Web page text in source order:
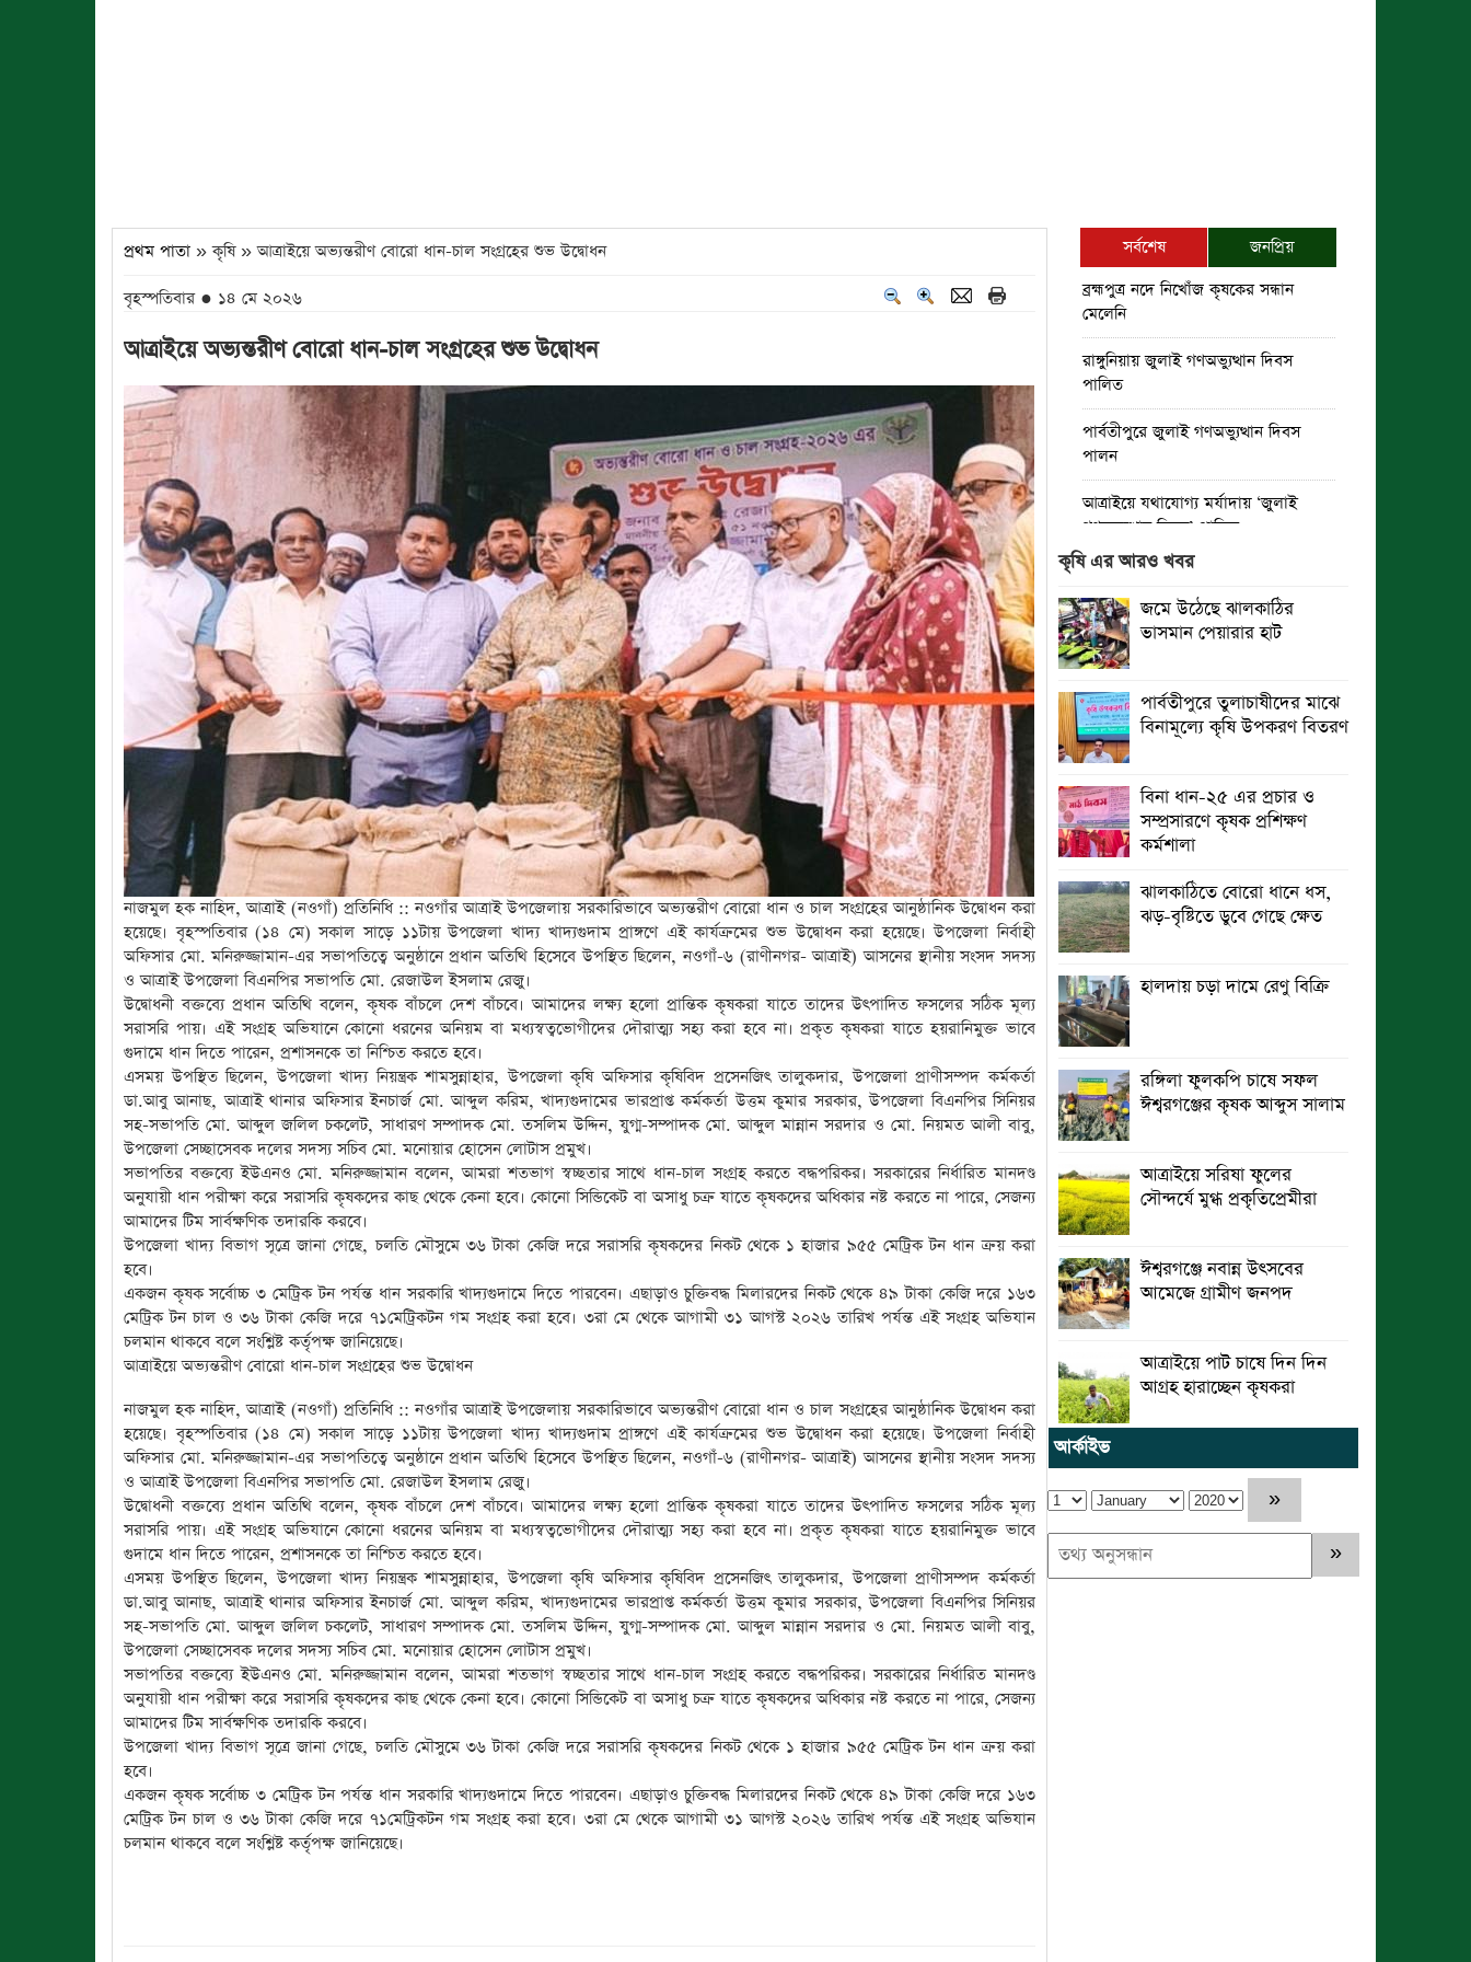
প্রথম পাতা » কৃষি » আত্রাইয়ে অভ্যন্তরীণ বোরো ধান-চাল সংগ্রহের শুভ উদ্বোধন
বৃহস্পতিবার ● ১৪ মে ২০২৬
আত্রাইয়ে অভ্যন্তরীণ বোরো ধান-চাল সংগ্রহের শুভ উদ্বোধন
নাজমুল হক নাহিদ, আত্রাই (নওগাঁ) প্রতিনিধি :: নওগাঁর আত্রাই উপজেলায় সরকারিভাবে অভ্যন্তরীণ বোরো ধান ও চাল সংগ্রহের আনুষ্ঠানিক উদ্বোধন করা
হয়েছে। বৃহস্পতিবার (১৪ মে) সকাল সাড়ে ১১টায় উপজেলা খাদ্য খাদ্যগুদাম প্রাঙ্গণে এই কার্যক্রমের শুভ উদ্বোধন করা হয়েছে। উপজেলা নির্বাহী
অফিসার মো. মনিরুজ্জামান-এর সভাপতিত্বে অনুষ্ঠানে প্রধান অতিথি হিসেবে উপস্থিত ছিলেন, নওগাঁ-৬ (রাণীনগর- আত্রাই) আসনের স্থানীয় সংসদ সদস্য
ও আত্রাই উপজেলা বিএনপির সভাপতি মো. রেজাউল ইসলাম রেজু।
উদ্বোধনী বক্তব্যে প্রধান অতিথি বলেন, কৃষক বাঁচলে দেশ বাঁচবে। আমাদের লক্ষ্য হলো প্রান্তিক কৃষকরা যাতে তাদের উৎপাদিত ফসলের সঠিক মূল্য
সরাসরি পায়। এই সংগ্রহ অভিযানে কোনো ধরনের অনিয়ম বা মধ্যস্বত্বভোগীদের দৌরাত্ম্য সহ্য করা হবে না। প্রকৃত কৃষকরা যাতে হয়রানিমুক্ত ভাবে
গুদামে ধান দিতে পারেন, প্রশাসনকে তা নিশ্চিত করতে হবে।
এসময় উপস্থিত ছিলেন, উপজেলা খাদ্য নিয়ন্ত্রক শামসুন্নাহার, উপজেলা কৃষি অফিসার কৃষিবিদ প্রসেনজিৎ তালুকদার, উপজেলা প্রাণীসম্পদ কর্মকর্তা
ডা.আবু আনাছ, আত্রাই থানার অফিসার ইনচার্জ মো. আব্দুল করিম, খাদ্যগুদামের ভারপ্রাপ্ত কর্মকর্তা উত্তম কুমার সরকার, উপজেলা বিএনপির সিনিয়র
সহ-সভাপতি মো. আব্দুল জলিল চকলেট, সাধারণ সম্পাদক মো. তসলিম উদ্দিন, যুগ্ম-সম্পাদক মো. আব্দুল মান্নান সরদার ও মো. নিয়মত আলী বাবু,
উপজেলা সেচ্ছাসেবক দলের সদস্য সচিব মো. মনোয়ার হোসেন লোটাস প্রমুখ।
সভাপতির বক্তব্যে ইউএনও মো. মনিরুজ্জামান বলেন, আমরা শতভাগ স্বচ্ছতার সাথে ধান-চাল সংগ্রহ করতে বদ্ধপরিকর। সরকারের নির্ধারিত মানদণ্ড
অনুযায়ী ধান পরীক্ষা করে সরাসরি কৃষকদের কাছ থেকে কেনা হবে। কোনো সিন্ডিকেট বা অসাধু চক্র যাতে কৃষকদের অধিকার নষ্ট করতে না পারে, সেজন্য
আমাদের টিম সার্বক্ষণিক তদারকি করবে।
উপজেলা খাদ্য বিভাগ সূত্রে জানা গেছে, চলতি মৌসুমে ৩৬ টাকা কেজি দরে সরাসরি কৃষকদের নিকট থেকে ১ হাজার ৯৫৫ মেট্রিক টন ধান ক্রয় করা
হবে।
একজন কৃষক সর্বোচ্চ ৩ মেট্রিক টন পর্যন্ত ধান সরকারি খাদ্যগুদামে দিতে পারবেন। এছাড়াও চুক্তিবদ্ধ মিলারদের নিকট থেকে ৪৯ টাকা কেজি দরে ১৬৩
মেট্রিক টন চাল ও ৩৬ টাকা কেজি দরে ৭১মেট্রিকটন গম সংগ্রহ করা হবে। ৩রা মে থেকে আগামী ৩১ আগস্ট ২০২৬ তারিখ পর্যন্ত এই সংগ্রহ অভিযান
চলমান থাকবে বলে সংশ্লিষ্ট কর্তৃপক্ষ জানিয়েছে।
আত্রাইয়ে অভ্যন্তরীণ বোরো ধান-চাল সংগ্রহের শুভ উদ্বোধন
নাজমুল হক নাহিদ, আত্রাই (নওগাঁ) প্রতিনিধি :: নওগাঁর আত্রাই উপজেলায় সরকারিভাবে অভ্যন্তরীণ বোরো ধান ও চাল সংগ্রহের আনুষ্ঠানিক উদ্বোধন করা
হয়েছে। বৃহস্পতিবার (১৪ মে) সকাল সাড়ে ১১টায় উপজেলা খাদ্য খাদ্যগুদাম প্রাঙ্গণে এই কার্যক্রমের শুভ উদ্বোধন করা হয়েছে। উপজেলা নির্বাহী
অফিসার মো. মনিরুজ্জামান-এর সভাপতিত্বে অনুষ্ঠানে প্রধান অতিথি হিসেবে উপস্থিত ছিলেন, নওগাঁ-৬ (রাণীনগর- আত্রাই) আসনের স্থানীয় সংসদ সদস্য
ও আত্রাই উপজেলা বিএনপির সভাপতি মো. রেজাউল ইসলাম রেজু।
উদ্বোধনী বক্তব্যে প্রধান অতিথি বলেন, কৃষক বাঁচলে দেশ বাঁচবে। আমাদের লক্ষ্য হলো প্রান্তিক কৃষকরা যাতে তাদের উৎপাদিত ফসলের সঠিক মূল্য
সরাসরি পায়। এই সংগ্রহ অভিযানে কোনো ধরনের অনিয়ম বা মধ্যস্বত্বভোগীদের দৌরাত্ম্য সহ্য করা হবে না। প্রকৃত কৃষকরা যাতে হয়রানিমুক্ত ভাবে
গুদামে ধান দিতে পারেন, প্রশাসনকে তা নিশ্চিত করতে হবে।
এসময় উপস্থিত ছিলেন, উপজেলা খাদ্য নিয়ন্ত্রক শামসুন্নাহার, উপজেলা কৃষি অফিসার কৃষিবিদ প্রসেনজিৎ তালুকদার, উপজেলা প্রাণীসম্পদ কর্মকর্তা
ডা.আবু আনাছ, আত্রাই থানার অফিসার ইনচার্জ মো. আব্দুল করিম, খাদ্যগুদামের ভারপ্রাপ্ত কর্মকর্তা উত্তম কুমার সরকার, উপজেলা বিএনপির সিনিয়র
সহ-সভাপতি মো. আব্দুল জলিল চকলেট, সাধারণ সম্পাদক মো. তসলিম উদ্দিন, যুগ্ম-সম্পাদক মো. আব্দুল মান্নান সরদার ও মো. নিয়মত আলী বাবু,
উপজেলা সেচ্ছাসেবক দলের সদস্য সচিব মো. মনোয়ার হোসেন লোটাস প্রমুখ।
সভাপতির বক্তব্যে ইউএনও মো. মনিরুজ্জামান বলেন, আমরা শতভাগ স্বচ্ছতার সাথে ধান-চাল সংগ্রহ করতে বদ্ধপরিকর। সরকারের নির্ধারিত মানদণ্ড
অনুযায়ী ধান পরীক্ষা করে সরাসরি কৃষকদের কাছ থেকে কেনা হবে। কোনো সিন্ডিকেট বা অসাধু চক্র যাতে কৃষকদের অধিকার নষ্ট করতে না পারে, সেজন্য
আমাদের টিম সার্বক্ষণিক তদারকি করবে।
উপজেলা খাদ্য বিভাগ সূত্রে জানা গেছে, চলতি মৌসুমে ৩৬ টাকা কেজি দরে সরাসরি কৃষকদের নিকট থেকে ১ হাজার ৯৫৫ মেট্রিক টন ধান ক্রয় করা
হবে।
একজন কৃষক সর্বোচ্চ ৩ মেট্রিক টন পর্যন্ত ধান সরকারি খাদ্যগুদামে দিতে পারবেন। এছাড়াও চুক্তিবদ্ধ মিলারদের নিকট থেকে ৪৯ টাকা কেজি দরে ১৬৩
মেট্রিক টন চাল ও ৩৬ টাকা কেজি দরে ৭১মেট্রিকটন গম সংগ্রহ করা হবে। ৩রা মে থেকে আগামী ৩১ আগস্ট ২০২৬ তারিখ পর্যন্ত এই সংগ্রহ অভিযান
চলমান থাকবে বলে সংশ্লিষ্ট কর্তৃপক্ষ জানিয়েছে।
সর্বশেষ
জনপ্রিয়
ব্রহ্মপুত্র নদে নিখোঁজ কৃষকের সন্ধান
মেলেনি
রাঙ্গুনিয়ায় জুলাই গণঅভ্যুত্থান দিবস
পালিত
পার্বতীপুরে জুলাই গণঅভ্যুত্থান দিবস
পালন
আত্রাইয়ে যথাযোগ্য মর্যাদায় ‘জুলাই
গণঅভ্যুত্থান দিবস’ পালিত
ঝালকাঠিতে জুলাই গণঅভ্যুত্থান দিবস
পালিত
রাবিপ্রবি’তে ‘জুলাই গণঅভ্যুত্থান
দিবস-২০২৬’ উদযাপিত
প্রত্যেক অপরাধীর বিচার এ দেশেই হবে,
সে যত শক্তিশালীই হোক না কেন”-
চট্টগ্রামে জুলাই গণঅভ্যুত্থান দিবসে
ব্যারিস্টার মীর হেলাল
গণঅভ্যুত্থানের অর্জন আজ রাজনৈতিক
মাফিয়া ও দুর্বৃত্তায়নের খপ্পরে : আবু হাসান
টিপু
রাঙামাটিতে “ফিরে দেখা রক্তঝরা জুলাই-
আগস্ট প্রত্যাশা আর প্রাপ্তি শীর্ষক
“কথকতা” অনুষ্ঠান অনুষ্ঠিত
ছুটির রাতে খোলা ভূমি অফিস, ভেতরে
তহশিলদার
কৃষি এর আরও খবর
জমে উঠেছে ঝালকাঠির
ভাসমান পেয়ারার হাট
পার্বতীপুরে তুলাচাষীদের মাঝে
বিনামূল্যে কৃষি উপকরণ বিতরণ
বিনা ধান-২৫ এর প্রচার ও
সম্প্রসারণে কৃষক প্রশিক্ষণ
কর্মশালা
ঝালকাঠিতে বোরো ধানে ধস,
ঝড়-বৃষ্টিতে ডুবে গেছে ক্ষেত
হালদায় চড়া দামে রেণু বিক্রি
রঙ্গিলা ফুলকপি চাষে সফল
ঈশ্বরগঞ্জের কৃষক আব্দুস সালাম
আত্রাইয়ে সরিষা ফুলের
সৌন্দর্যে মুগ্ধ প্রকৃতিপ্রেমীরা
ঈশ্বরগঞ্জে নবান্ন উৎসবের
আমেজে গ্রামীণ জনপদ
আত্রাইয়ে পাট চাষে দিন দিন
আগ্রহ হারাচ্ছেন কৃষকরা
আর্কাইভ